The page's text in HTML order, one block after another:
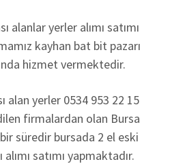
alanlar yerler alımı satımı
kayhan bat bit pazarı
hizmet vermektedir.
alan yerler 0534 953 22 15
firmalardan olan Bursa
süredir bursada 2 el eski
satımı yapmaktadır.